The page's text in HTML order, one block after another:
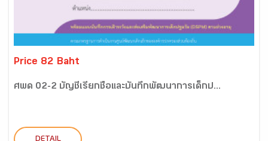
Price 82 Baht
ศพด 02-2 บัญชีเรียกชื่อและบันทึกพัฒนาการเด็กป...